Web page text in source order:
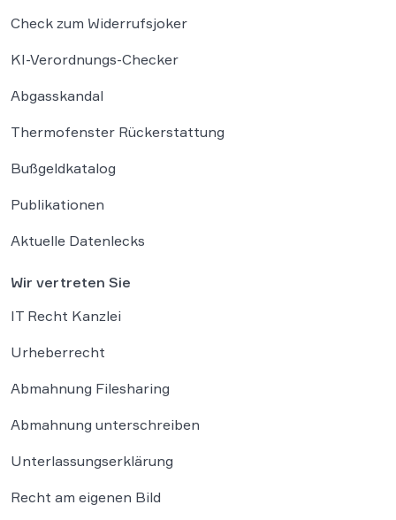
Check zum Widerrufsjoker
KI-Verordnungs-Checker
Abgasskandal
Thermofenster Rückerstattung
Bußgeldkatalog
Publikationen
Aktuelle Datenlecks
Wir vertreten Sie
IT Recht Kanzlei
Urheberrecht
Abmahnung Filesharing
Abmahnung unterschreiben
Unterlassungserklärung
Recht am eigenen Bild